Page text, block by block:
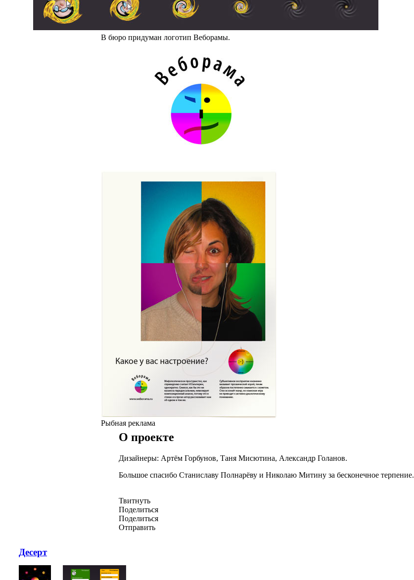
В бюро придуман логотип Веборамы.
Рыбная реклама
О проекте
Дизайнеры: Артём Горбунов, Таня Мисютина, Александр Голанов.
Большое спасибо Станиславу Полнарёву и Николаю Митину за бесконечное терпение.
Твитнуть
Поделиться
Поделиться
Отправить
Десерт